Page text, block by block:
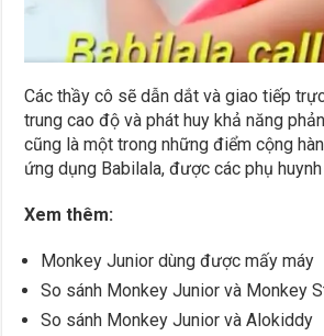
Các thầy cô sẽ dẫn dắt và giao tiếp
trung cao độ và phát huy khả năng
cũng là một trong những điểm cộng
ứng dụng Babilala, được các phụ
Xem thêm:
Monkey Junior dùng được mấy máy
So sánh Monkey Junior và Monkey
So sánh Monkey Junior và Alokiddy